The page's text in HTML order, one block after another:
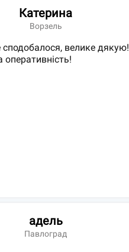
Катерина
Ворзель
сподобалося, велике дякую!
адель
Павлоград